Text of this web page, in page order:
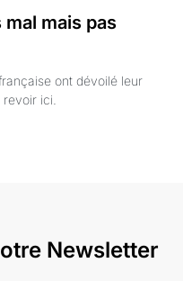
mal mais pas
ont dévoilé leur
ici.
Newsletter